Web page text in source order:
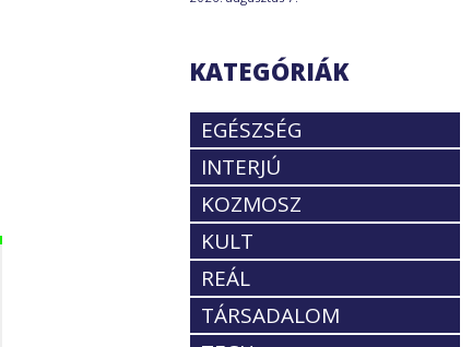
KATEGÓRIÁK
EGÉSZSÉG
INTERJÚ
KOZMOSZ
KULT
REÁL
TÁRSADALOM